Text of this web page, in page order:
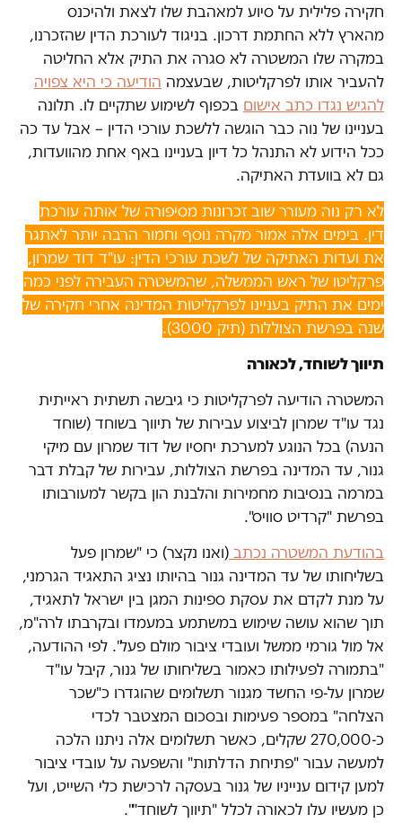
חקירה פלילית על סיוע למאהבת שלו לצאת ולהיכנס
מהארץ ללא החתמת דרכון. בניגוד לעורכת הדין שהזכרנו,
במקרה שלו המשטרה לא סגרה את התיק אלא החליטה
להעביר אותו לפרקליטות, שבעצמה הודיעה כי היא צפויה
להגיש נגדו כתב אישום בכפוף לשימוע שתקיים לו. תלונה
בעניינו של נוה כבר הוגשה ללשכת עורכי הדין – אבל עד כה
ככל הידוע לא התנהל כל דיון בעניינו באף אחת מהוועדות,
גם לא בוועדת האתיקה.
לא רק נוה מעורר שוב זכרונות מסיפורה של אותה עורכת
דין. בימים אלה אמור מקרה נוסף וחמור הרבה יותר לאתגר
את ועדות האתיקה של לשכת עורכי הדין: עו"ד דוד שמרון,
פרקליטו של ראש הממשלה, שהמשטרה העבירה לפני כמה
ימים את התיק בעניינו לפרקליטות המדינה אחרי חקירה של
שנה בפרשת הצוללות (תיק 3000).
תיווך לשוחד, לכאורה
המשטרה הודיעה לפרקליטות כי גיבשה תשתית ראייתית
נגד עו"ד שמרון לביצוע עבירות של תיווך בשוחד (שוחד
הנעה) בכל הנוגע למערכת יחסיו של דוד שמרון עם מיקי
גנור, עד המדינה בפרשת הצוללות, עבירות של קבלת דבר
במרמה בנסיבות מחמירות והלבנת הון בקשר למעורבותו
בפרשת "קרדיט סוויס".
בהודעת המשטרה נכתב (ואנו נקצר) כי "שמרון פעל
בשליחותו של עד המדינה גנור בהיותו נציג התאגיד הגרמני,
על מנת לקדם את עסקת ספינות המגן בין ישראל לתאגיד,
תוך שהוא עושה שימוש במשתמע במעמדו ובקרבתו לרה"מ,
אל מול גורמי ממשל ועובדי ציבור מולם פעל". לפי ההודעה,
"בתמורה לפעילותו כאמור בשליחותו של גנור, קיבל עו"ד
שמרון על-פי החשד מגנור תשלומים שהוגדרו כ"שכר
הצלחה" במספר פעימות ובסכום המצטבר לכדי
כ-270,000 שקלים, כאשר תשלומים אלה ניתנו הלכה
למעשה עבור "פתיחת הדלתות" והשפעה על עובדי ציבור
למען קידום ענייניו של גנור בעסקה לרכישת כלי השייט, ועל
כן מעשיו עלו לכאורה לכלל "תיווך לשוחד"".